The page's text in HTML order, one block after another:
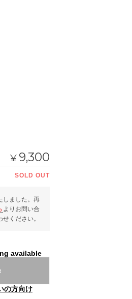
¥ 9,300
SOLD OUT
しました。再
よりお問い合
せください。
available
の方向け